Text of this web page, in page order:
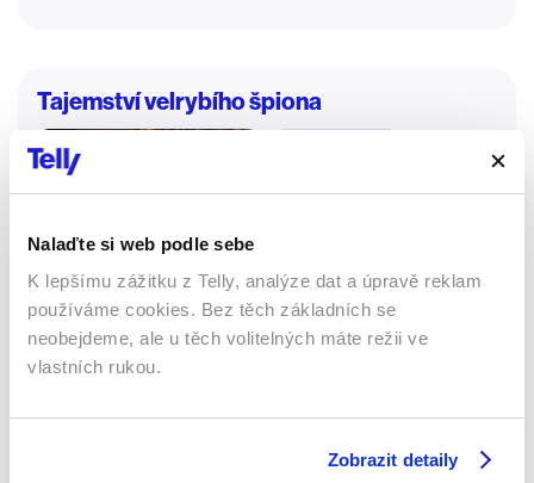
Nalaďte si web podle sebe
K lepšímu zážitku z Telly, analýze dat a úpravě reklam
používáme cookies. Bez těch základních se
neobejdeme, ale u těch volitelných máte režii ve
vlastních rukou.
Zobrazit detaily
Tajemství velrybího špiona
Přírodovědní